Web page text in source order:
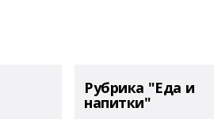
Рубрика "Еда и
напитки"